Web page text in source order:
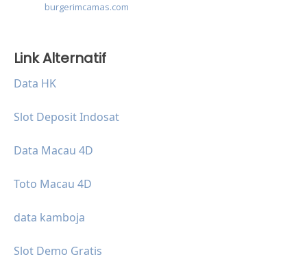
burgerimcamas.com
Link Alternatif
Data HK
Slot Deposit Indosat
Data Macau 4D
Toto Macau 4D
data kamboja
Slot Demo Gratis